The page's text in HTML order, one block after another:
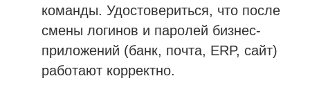
команды. Удостовериться, что после
смены логинов и паролей бизнес-
приложений (банк, почта, ERP, сайт)
работают корректно.